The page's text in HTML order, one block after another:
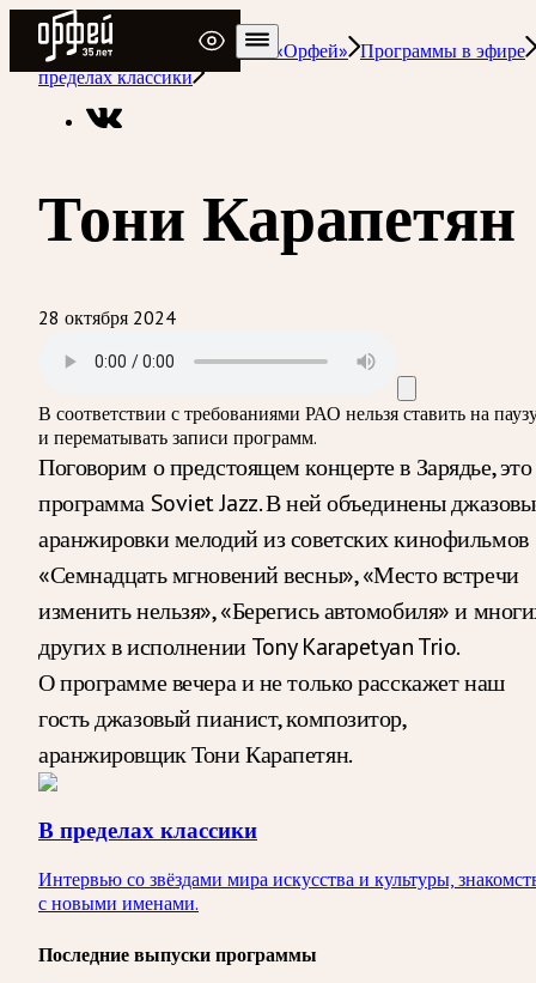
Радио Орфей
Радио классической музыки «Орфей» Программы в эфире
пределах классики
Тони Карапетян
28 октября 2024
В соответствии с требованиями РАО нельзя ставить на
и перематывать записи программ.
Поговорим о предстоящем концерте в Зарядье, это
программа Soviet Jazz. В ней объединены
аранжировки мелодий из советских кинофильмов
«Семнадцать мгновений весны», «Место встречи
изменить нельзя», «Берегись автомобиля» и
других в исполнении Tony Karapetyan Trio.
О программе вечера и не только расскажет наш
гость джазовый пианист, композитор,
аранжировщик Тони Карапетян.
В пределах классики
Интервью со звёздами мира искусства и культуры,
с новыми именами.
Последние выпуски программы